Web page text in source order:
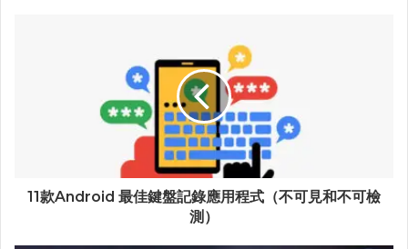
11款Android 最佳鍵盤記錄應用程式（不可見和不可檢
測）